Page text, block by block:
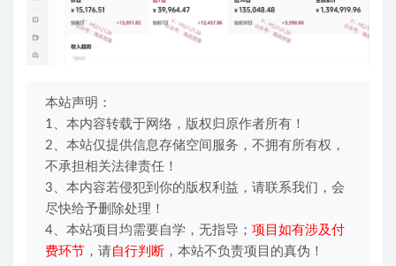
本站声明：
1、本内容转载于网络，版权归原作者所有！
2、本站仅提供信息存储空间服务，不拥有所有权，
不承担相关法律责任！
3、本内容若侵犯到你的版权利益，请联系我们，会
尽快给予删除处理！
4、本站项目均需要自学，无指导； 项目如有涉及付
费环节 ，请自行判断 ，本站不负责项目的真伪！